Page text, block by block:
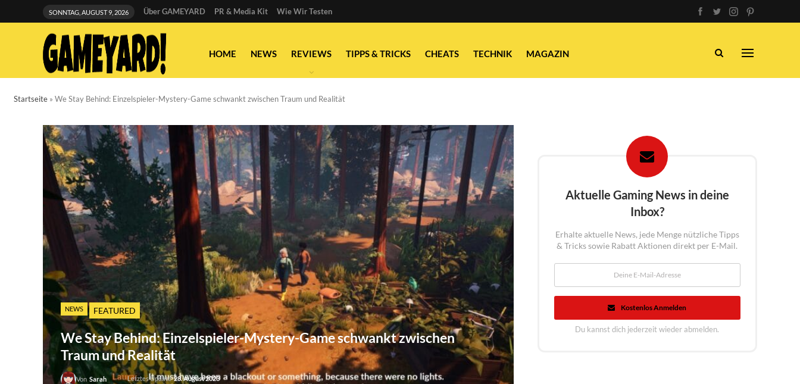
SONNTAG, AUGUST 9, 2026 Über GAMEYARD PR & Media Kit Wie Wir Testen
HOME NEWS REVIEWS TIPPS & TRICKS CHEATS TECHNIK MAGAZIN
Startseite » We Stay Behind: Einzelspieler-Mystery-Game schwankt zwischen Traum und Realität
NEWS FEATURED
We Stay Behind: Einzelspieler-Mystery-Game schwankt zwischen
Traum und Realität
Von Sarah Letztes Update28. August 2023
Aktuelle Gaming News in deine
Inbox?
Erhalte aktuelle News, jede Menge nützliche Tipps
& Tricks sowie Rabatt Aktionen direkt per E-Mail.
Kostenlos Anmelden
Du kannst dich jederzeit wieder abmelden.